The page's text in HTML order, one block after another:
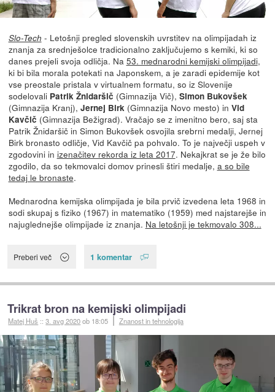
Slo-Tech - Letošnji pregled slovenskih uvrstitev na olimpijadah iz
znanja za srednješolce tradicionalno zaključujemo s kemiki, ki so
danes prejeli svoja odličja. Na 53. mednarodni kemijski olimpijadi,
ki bi bila morala potekati na Japonskem, a je zaradi epidemije kot
vse preostale pristala v virtualnem formatu, so iz Slovenije
sodelovali Patrik Žnidaršič (Gimnazija Vič), Simon Bukovšek
(Gimnazija Kranj), Jernej Birk(Gimnazija Novo mesto) in Vid
Kavčič (Gimnazija Bežigrad). Vračajo se z imenitno bero, saj sta
Patrik Žnidaršič in Simon Bukovšek osvojila srebrni medalji, Jernej
Birk bronasto odličje, Vid Kavčič pa pohvalo. To je največji uspeh v
zgodovini in izenačitev rekorda iz leta 2017. Nekajkrat se je že bilo
zgodilo, da so tekmovalci domov prinesli štiri medalje, a so bile
tedaj le bronaste.
Mednarodna kemijska olimpijada je bila prvič izvedena leta 1968 in
sodi skupaj s fiziko (1967) in matematiko (1959) med najstarejše in
najuglednejše olimpijade iz znanja. Na letošnji je tekmovalo 308...
Preberi več 1 komentar
Trikrat bron na kemijski olimpijadi
Matej Huš ::3. avg 2020ob 18:05 Znanost in tehnologija